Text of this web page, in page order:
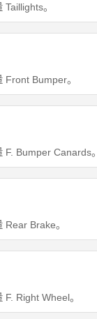
。
Front Bumper。
Bumper Canards。
Brake。
Right Wheel。